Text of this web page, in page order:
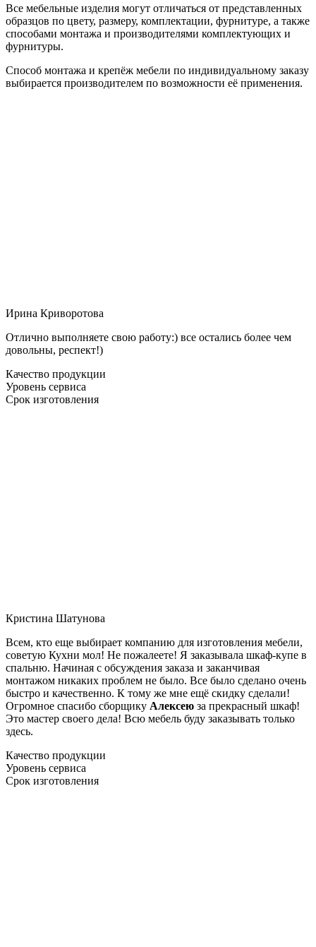
Все мебельные изделия могут отличаться от представленных
образцов по цвету, размеру, комплектации, фурнитуре, а также
способами монтажа и производителями комплектующих и
фурнитуры.
Способ монтажа и крепёж мебели по индивидуальному заказу
выбирается производителем по возможности её применения.
Ирина Криворотова
Отлично выполняете свою работу:) все остались более чем
довольны, респект!)
Качество продукции
Уровень сервиса
Срок изготовления
Кристина Шатунова
Всем, кто еще выбирает компанию для изготовления мебели,
советую Кухни мол! Не пожалеете! Я заказывала шкаф-купе в
спальню. Начиная с обсуждения заказа и заканчивая
монтажом никаких проблем не было. Все было сделано очень
быстро и качественно. К тому же мне ещё скидку сделали!
Огромное спасибо сборщику Алексею за прекрасный шкаф!
Это мастер своего дела! Всю мебель буду заказывать только
здесь.
Качество продукции
Уровень сервиса
Срок изготовления